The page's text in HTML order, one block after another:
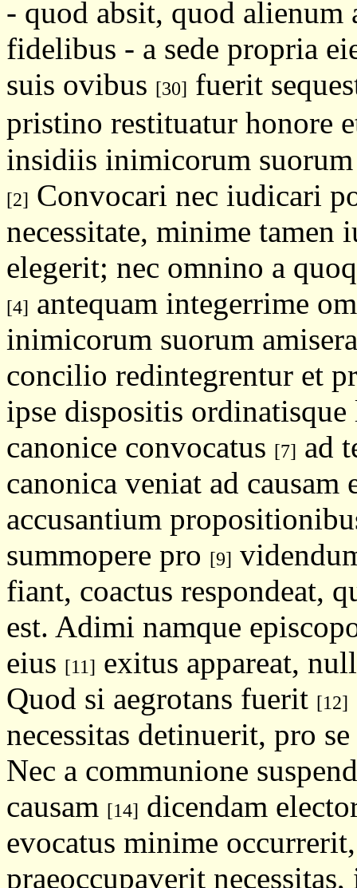
- quod absit, quod
fidelibus - a sede propria
suis ovibus [30] fuerit
pristino restituatur honore
insidiis inimicorum
[2] Convocari nec iudicari
necessitate, minime tamen
elegerit; nec omnino a
[4] antequam integerrime
inimicorum suorum
concilio redintegrentur et
ipse dispositis ordinatisque
canonice convocatus [7] ad
canonica veniat ad causam
accusantium
summopere pro [9]
fiant, coactus respondeat,
est. Adimi namque
eius [11] exitus appareat,
Quod si aegrotans fuerit [12]
necessitas detinuerit, pro
Nec a communione
causam [14] dicendam
evocatus minime
praeoccupaverit